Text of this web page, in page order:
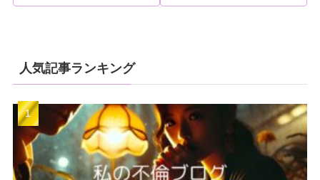
人気記事ランキング